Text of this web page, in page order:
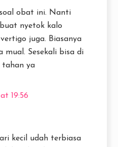
obat ini. Nanti
nyetok kalo
juga. Biasanya
mual. Sesekali bisa di
tahan ya
19:56
kecil udah terbiasa